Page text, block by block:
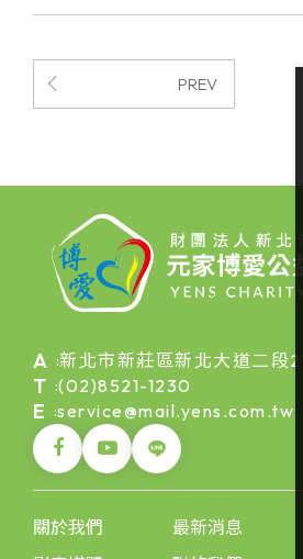
PREV
A :新北市新莊區新北大道二段
T :(02)8521-1230
E :service@mail.yens.com.tw
關於我們 最新消息